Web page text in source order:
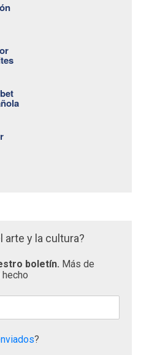
arte y la cultura?
boletín. Más de
?